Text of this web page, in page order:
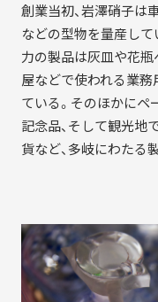
創業当初、岩澤硝子は
などの型物を量産し
力の製品は灰皿や花瓶
屋などで使われる業
ている。そのほかに
記念品、そして観光
貨など、多岐にわたる